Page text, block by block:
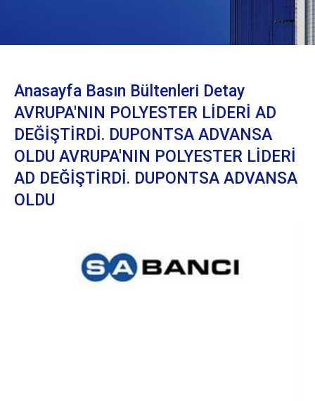
Anasayfa Basın Bültenleri Detay
AVRUPA'NIN POLYESTER LİDERİ AD
DEĞİŞTİRDİ. DUPONTSA ADVANSA
OLDU AVRUPA'NIN POLYESTER LİDERİ
AD DEĞİŞTİRDİ. DUPONTSA ADVANSA
OLDU